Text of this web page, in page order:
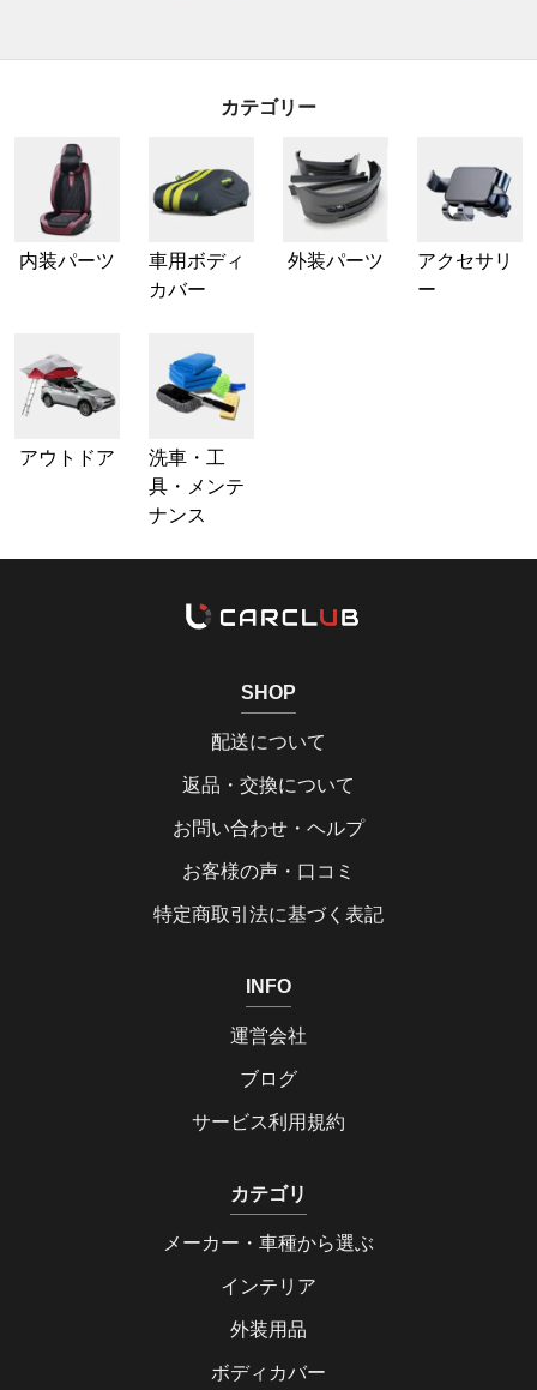
カテゴリー
内装パーツ
車用ボディ
カバー
外装パーツ
アクセサリ
ー
アウトドア
洗車・工
具・メンテ
ナンス
SHOP
配送について
返品・交換について
お問い合わせ・ヘルプ
お客様の声・口コミ
特定商取引法に基づく表記
INFO
運営会社
ブログ
サービス利用規約
カテゴリ
メーカー・車種から選ぶ
インテリア
外装用品
ボディカバー